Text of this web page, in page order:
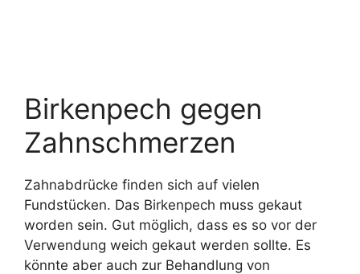
Birkenpech gegen
Zahnschmerzen
Zahnabdrücke finden sich auf vielen
Fundstücken. Das Birkenpech muss gekaut
worden sein. Gut möglich, dass es so vor der
Verwendung weich gekaut werden sollte. Es
könnte aber auch zur Behandlung von